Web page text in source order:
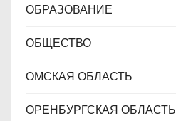
ОБРАЗОВАНИЕ
ОБЩЕСТВО
ОМСКАЯ ОБЛАСТЬ
ОРЕНБУРГСКАЯ ОБЛАСТЬ